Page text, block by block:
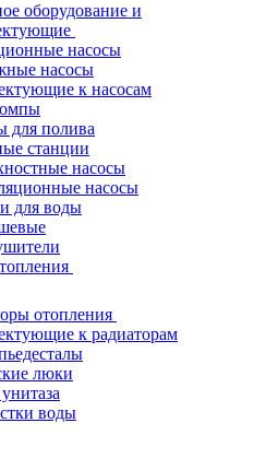
оборудование и
насосы
насосы
к насосам
для полива
станции
насосы
насосы
для воды
отопления
к радиаторам
люки
воды